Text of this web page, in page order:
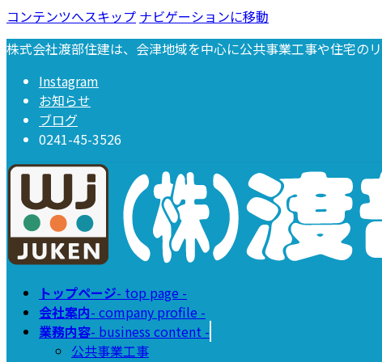
コンテンツへスキップ ナビゲーションに移動
株式会社渡部住建は、会津地域を中心に公共事業工事や住宅の
Instagram
お知らせ
ブログ
0241-45-3526
トップページ- top page -
会社案内- company profile -
業務内容- business content -
公共事業工事